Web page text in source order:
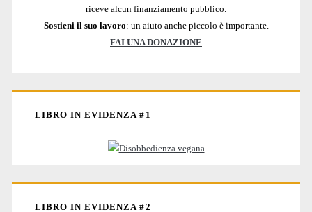
riceve alcun finanziamento pubblico.
Sostieni il suo lavoro: un aiuto anche piccolo è importante.
FAI UNA DONAZIONE
LIBRO IN EVIDENZA #1
LIBRO IN EVIDENZA #2